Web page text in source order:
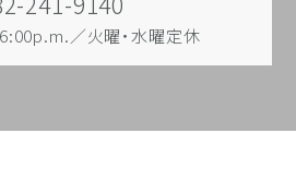
／火曜・水曜定休